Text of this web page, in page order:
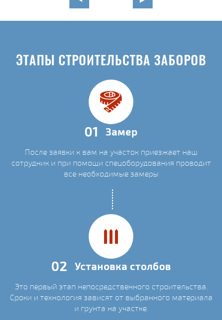
ЭТАПЫ СТРОИТЕЛЬСТВА ЗАБОРОВ
01 Замер
После заявки к вам на участок приезжает наш
сотрудник и при помощи спецоборудования проводит
все необходимые замеры
02 Установка столбов
Это первый этап непосредственного строительства.
Сроки и технология зависят от выбранного материала
и грунта на участке.